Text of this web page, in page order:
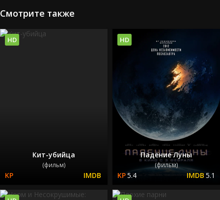
Смотрите также
Кит-убийца
(фильм)
HD
Падение Луны
(фильм)
5.4 5.1
HD